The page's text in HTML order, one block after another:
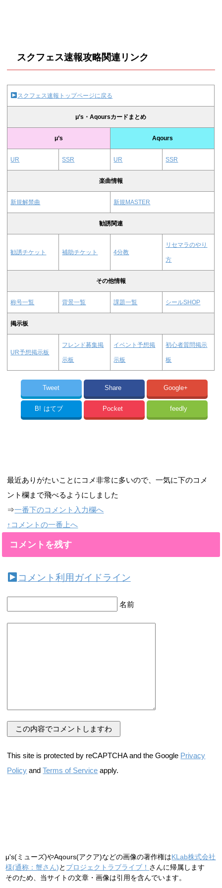
スクフェス速報攻略関連リンク
スクフェス速報トップページに戻る
μ’s・Aqoursカードまとめ
μ’s Aqours
UR SSR UR SSR
楽曲情報
新規解禁曲 新規MASTER
勧誘関連
勧誘チケット 補助チケット 4分教
リセマラのやり
方
その他情報
称号一覧 背景一覧 課題一覧 シールSHOP
掲示板
UR予想掲示板
フレンド募集掲
示板
イベント予想掲
示板
初心者質問掲示
板
Tweet Share Google+
B! はてブ Pocket feedly
最近ありがたいことにコメ非常に多いので、一気に下のコメ
ント欄まで飛べるようにしました
⇒一番下のコメント入力欄へ
↑コメントの一番上へ
コメントを残す
コメント利用ガイドライン
名前
This site is protected by reCAPTCHA and the Google Privacy
Policy andTerms of Service apply.
μ's(ミューズ)やAqours(アクア)などの画像の著作権はKLab株式会社
様(通称：蟹さん)と プロジェクトラブライブ！ さんに帰属します
そのため、当サイトの文章・画像は引用を含んでいます。